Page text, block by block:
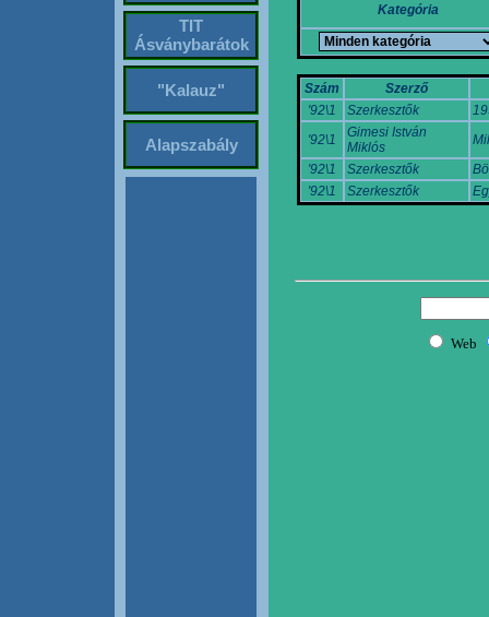
TIT
Ásványbarátok
"Kalauz"
Alapszabály
Kategória
Szám
Szerző
'92\1
Szerkesztők
'92\1
Gimesi István
Miklós
'92\1
Szerkesztők
'92\1
Szerkesztők